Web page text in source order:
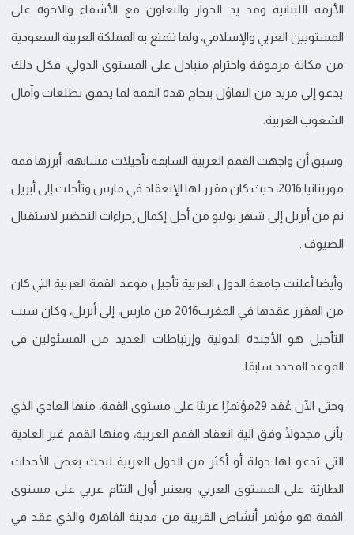
الأزمة اللبنانية ومد يد الحوار والتعاون مع الأشقاء والاخوة على
المستويين العربي والإسلامي، ولما تتمتع به المملكة العربية السعودية
من مكانة مرموقة واحترام متبادل على المستوى الدولي، فكل ذلك
يدعو إلى مزيد من التفاؤل بنجاح هذه القمة لما يحقق تطلعات وآمال
الشعوب العربية.
وسبق أن واجهت القمم العربية السابقة تأجيلات مشابهة، أبرزها قمة
موريتانيا 2016، حيث كان مقرر لها الإنعقاد في مارس وتأجلت إلى أبريل
ثم من أبريل إلى شهر يوليو من أجل إكمال إجراءات التحضير لاستقبال
الضيوف .
وأيضا أعلنت جامعة الدول العربية تأجيل موعد القمة العربية التي كان
من المقرر عقدها في المغرب2016 من مارس، إلى أبريل، وكان سبب
التأجيل هو الأجندة الدولية وإرتباطات العديد من المسئولين في
الموعد المحدد سابقا.
وحتى الآن عُقد 29مؤتمرًا عربيًا على مستوى القمة، منها العادي الذي
يأتي مجدولًا وفق آلية انعقاد القمم العربية، ومنها القمم غير العادية
التي تدعو لها دولة أو أكثر من الدول العربية لبحث بعض الأحداث
الطارئة على المستوى العربي، ويعتبر أول التئام عربي على مستوى
القمة هو مؤتمر أنشاص القريبة من مدينة القاهرة والذي عقد في